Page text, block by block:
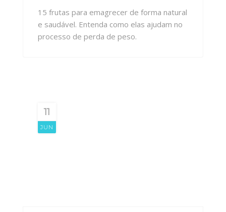
15 frutas para emagrecer de forma natural
e saudável. Entenda como elas ajudam no
processo de perda de peso.
11
JUN